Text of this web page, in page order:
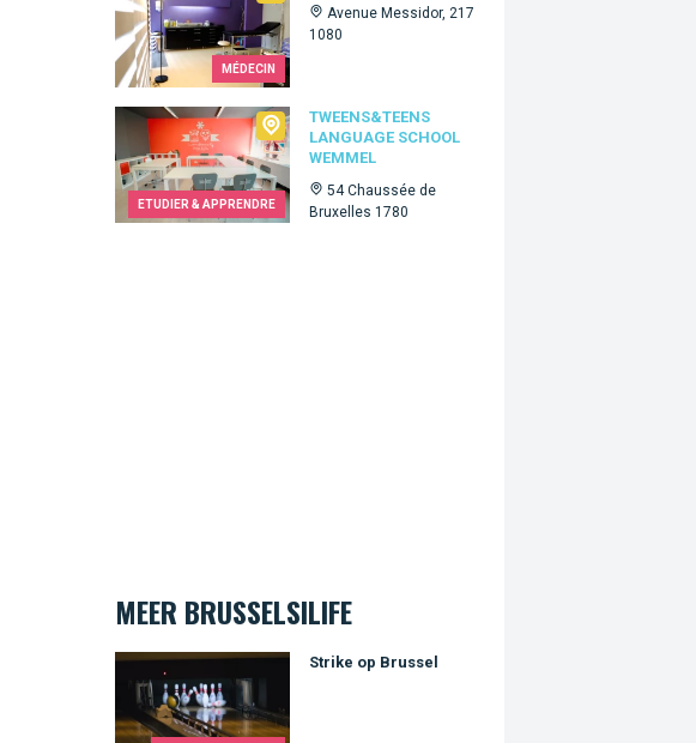
MÉDECIN
Avenue Messidor, 217
1080
ETUDIER & APPRENDRE
TWEENS&TEENS
LANGUAGE SCHOOL
WEMMEL
54 Chaussée de
Bruxelles 1780
Tweens&Teens language school Wemmel
MEER BRUSSELSILIFE
Strike op Brussel
Strike op Brussel